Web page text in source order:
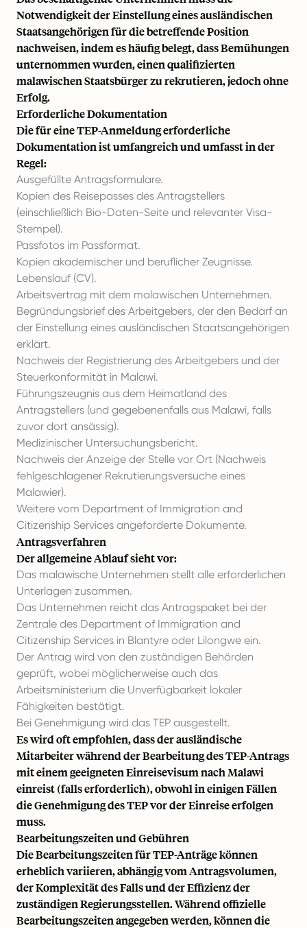
Notwendigkeit der Einstellung eines ausländischen
Staatsangehörigen für die betreffende Position
nachweisen, indem es häufig belegt, dass Bemühungen
unternommen wurden, einen qualifizierten
malawischen Staatsbürger zu rekrutieren, jedoch ohne
Erfolg.
Erforderliche Dokumentation
Die für eine TEP-Anmeldung erforderliche
Dokumentation ist umfangreich und umfasst in der
Regel:
Ausgefüllte Antragsformulare.
Kopien des Reisepasses des Antragstellers
(einschließlich Bio-Daten-Seite und relevanter Visa-
Stempel).
Passfotos im Passformat.
Kopien akademischer und beruflicher Zeugnisse.
Lebenslauf (CV).
Arbeitsvertrag mit dem malawischen Unternehmen.
Begründungsbrief des Arbeitgebers, der den Bedarf an
der Einstellung eines ausländischen Staatsangehörigen
erklärt.
Nachweis der Registrierung des Arbeitgebers und der
Steuerkonformität in Malawi.
Führungszeugnis aus dem Heimatland des
Antragstellers (und gegebenenfalls aus Malawi, falls
zuvor dort ansässig).
Medizinischer Untersuchungsbericht.
Nachweis der Anzeige der Stelle vor Ort (Nachweis
fehlgeschlagener Rekrutierungsversuche eines
Malawier).
Weitere vom Department of Immigration and
Citizenship Services angeforderte Dokumente.
Antragsverfahren
Der allgemeine Ablauf sieht vor:
Das malawische Unternehmen stellt alle erforderlichen
Unterlagen zusammen.
Das Unternehmen reicht das Antragspaket bei der
Zentrale des Department of Immigration and
Citizenship Services in Blantyre oder Lilongwe ein.
Der Antrag wird von den zuständigen Behörden
geprüft, wobei möglicherweise auch das
Arbeitsministerium die Unverfügbarkeit lokaler
Fähigkeiten bestätigt.
Bei Genehmigung wird das TEP ausgestellt.
Es wird oft empfohlen, dass der ausländische
Mitarbeiter während der Bearbeitung des TEP-Antrags
mit einem geeigneten Einreisevisum nach Malawi
einreist (falls erforderlich), obwohl in einigen Fällen
die Genehmigung des TEP vor der Einreise erfolgen
muss.
Bearbeitungszeiten und Gebühren
Die Bearbeitungszeiten für TEP-Anträge können
erheblich variieren, abhängig vom Antragsvolumen,
der Komplexität des Falls und der Effizienz der
zuständigen Regierungsstellen. Während offizielle
Bearbeitungszeiten angegeben werden, können die